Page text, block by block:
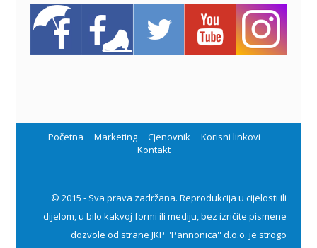
Početna Marketing Cjenovnik
Korisni linkovi
Kontakt
© 2015 - Sva prava zadržana. Reprodukcija u cijelosti ili
dijelom, u bilo kakvoj formi ili mediju, bez izričite pismene
dozvole od strane JKP ''Pannonica'' d.o.o. je strogo